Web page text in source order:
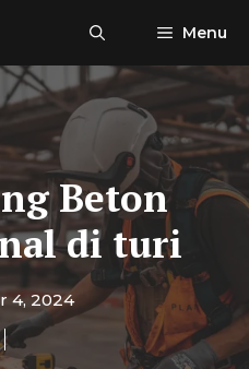
Menu
Beton
di turi
4, 2024